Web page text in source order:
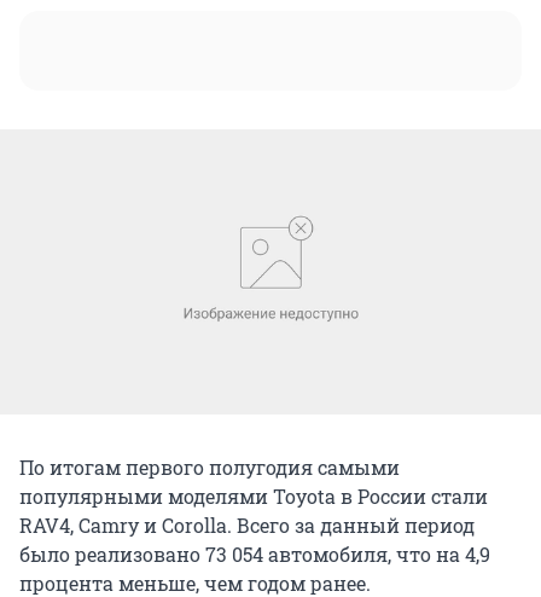
По итогам первого полугодия самыми
популярными моделями Toyota в России cтали
RAV4, Camry и Corolla. Всего за данный период
было реализовано 73 054 автомобиля, что на 4,9
процента меньше, чем годом ранее.